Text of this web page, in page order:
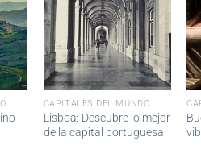
CAPITALES DEL MUNDO
Lisboa: Descubre lo mejor
de la capital portuguesa